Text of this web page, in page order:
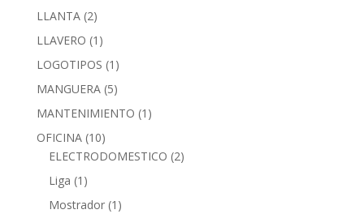
LLANTA (2)
LLAVERO (1)
LOGOTIPOS (1)
MANGUERA (5)
MANTENIMIENTO (1)
OFICINA (10)
ELECTRODOMESTICO (2)
Liga (1)
Mostrador (1)